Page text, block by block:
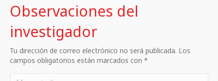
Observaciones del
investigador
Tu dirección de correo electrónico no será publicada. Los
campos obligatorios están marcados con *